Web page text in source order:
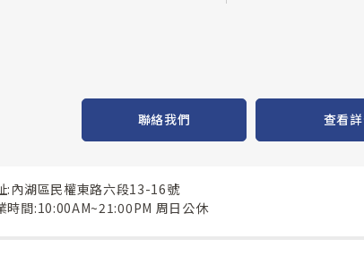
聯絡我們 查看
:內湖區民權東路六段13-16號
時間:10:00AM~21:00PM 周日公休